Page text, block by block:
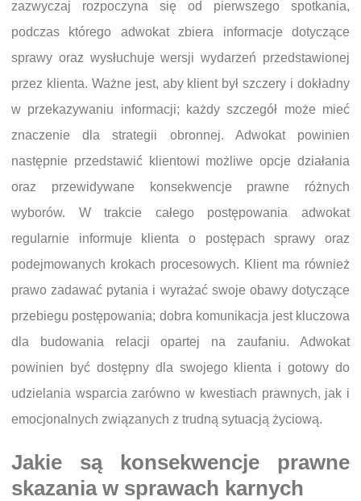
zazwyczaj rozpoczyna się od pierwszego spotkania,
podczas którego adwokat zbiera informacje dotyczące
sprawy oraz wysłuchuje wersji wydarzeń przedstawionej
przez klienta. Ważne jest, aby klient był szczery i dokładny
w przekazywaniu informacji; każdy szczegół może mieć
znaczenie dla strategii obronnej. Adwokat powinien
następnie przedstawić klientowi możliwe opcje działania
oraz przewidywane konsekwencje prawne różnych
wyborów. W trakcie całego postępowania adwokat
regularnie informuje klienta o postępach sprawy oraz
podejmowanych krokach procesowych. Klient ma również
prawo zadawać pytania i wyrażać swoje obawy dotyczące
przebiegu postępowania; dobra komunikacja jest kluczowa
dla budowania relacji opartej na zaufaniu. Adwokat
powinien być dostępny dla swojego klienta i gotowy do
udzielania wsparcia zarówno w kwestiach prawnych, jak i
emocjonalnych związanych z trudną sytuacją życiową.
Jakie są konsekwencje prawne
skazania w sprawach karnych